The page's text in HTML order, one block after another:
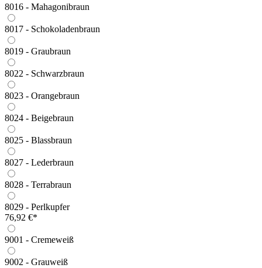
8016 - Mahagonibraun
8017 - Schokoladenbraun
8019 - Graubraun
8022 - Schwarzbraun
8023 - Orangebraun
8024 - Beigebraun
8025 - Blassbraun
8027 - Lederbraun
8028 - Terrabraun
8029 - Perlkupfer
76,92 €*
9001 - Cremeweiß
9002 - Grauweiß